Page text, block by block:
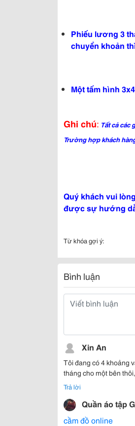
Phiếu lương 3
chuyển khoản
Một tấm hình
Ghi chú: Tất cả các
Trường hợp khách
Quý khách vui
được sự hướng
Từ khóa gợi ý:
Bình luận
Xin An
Tôi đang có 4 khoảng
tháng cho một bên
Trả lời
Quần áo tập
cầm đồ online